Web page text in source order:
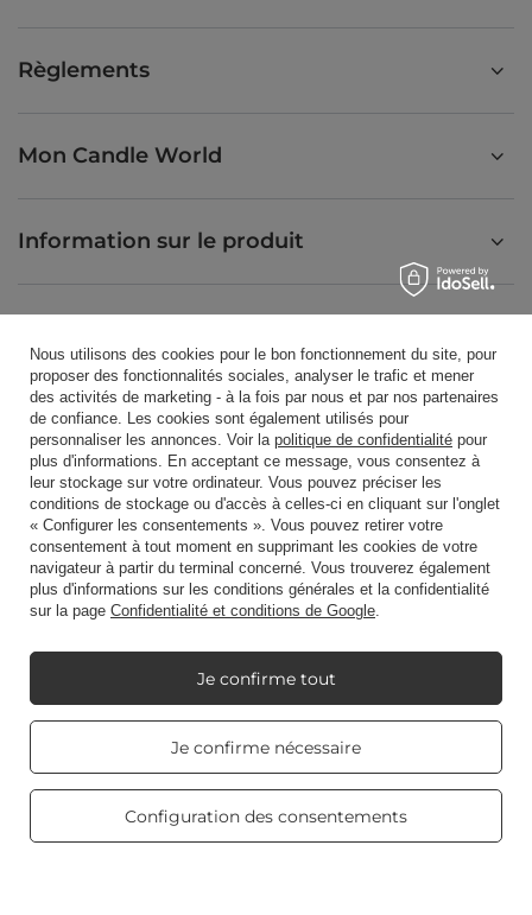
Règlements
Mon Candle World
Information sur le produit
Raccourci
Blog
Candle World,Tarnowska 23/2,61-323Poznań
Nous présentons des prix nets dans le magasin (hors TVA).
Copyright © Candle World 2016-2026 Tous droits réservés
Nous utilisons des cookies pour le bon fonctionnement du site, pour
proposer des fonctionnalités sociales, analyser le trafic et mener
des activités de marketing - à la fois par nous et par nos partenaires
de confiance. Les cookies sont également utilisés pour
personnaliser les annonces. Voir la politique de confidentialité pour
plus d'informations. En acceptant ce message, vous consentez à
leur stockage sur votre ordinateur. Vous pouvez préciser les
conditions de stockage ou d'accès à celles-ci en cliquant sur l'onglet
« Configurer les consentements ». Vous pouvez retirer votre
consentement à tout moment en supprimant les cookies de votre
navigateur à partir du terminal concerné. Vous trouverez également
plus d'informations sur les conditions générales et la confidentialité
sur la page Confidentialité et conditions de Google.
Je confirme nécessaire
Configuration des consentements
Je confirme tout